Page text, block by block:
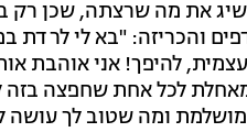
את מה שרצתה, שכן רק
והכריזה: "בא לי לרדת
להיפך! אני אוהבת
לכל אחת שחפצה
ומה שטוב לך עושה